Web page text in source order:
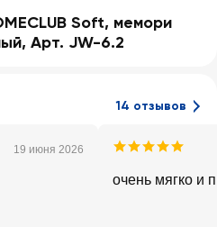
Soft, мемори
Арт. JW-6.2
14 отзывов
19 июня 2026
очень мягко и